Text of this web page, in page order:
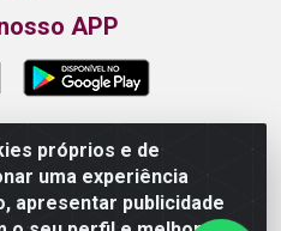
próprios e de
uma experiência
apresentar publicidade
APP
Fonte, 91 - Maurício de
CEP 55012-025 - CNPJ
0001-52